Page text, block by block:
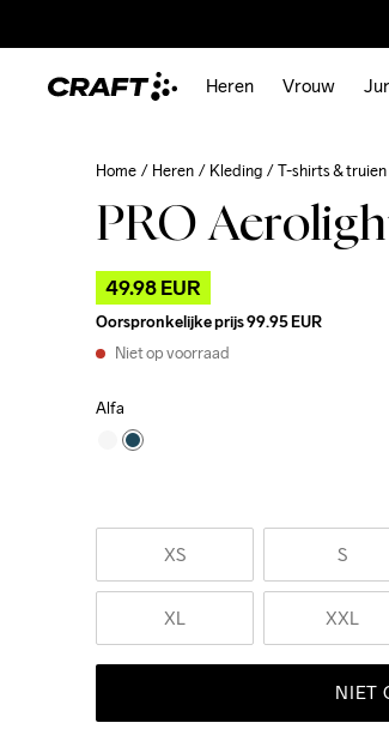
Heren Vrouw
Home Heren Kleding T-shirts & truien
PRO
49.98 EUR
Oorspronkelijke prijs99.95 EUR
Niet op voorraad
Alfa
XS S
XL XXL
NIET